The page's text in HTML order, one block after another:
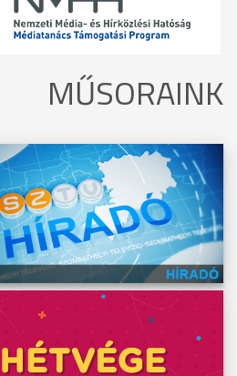
MŰSORAINK